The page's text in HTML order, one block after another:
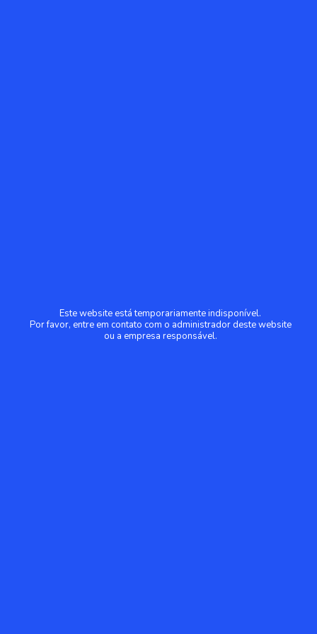
Este website está temporariamente indisponível.
Por favor, entre em contato com o administrador deste website
ou a empresa responsável.